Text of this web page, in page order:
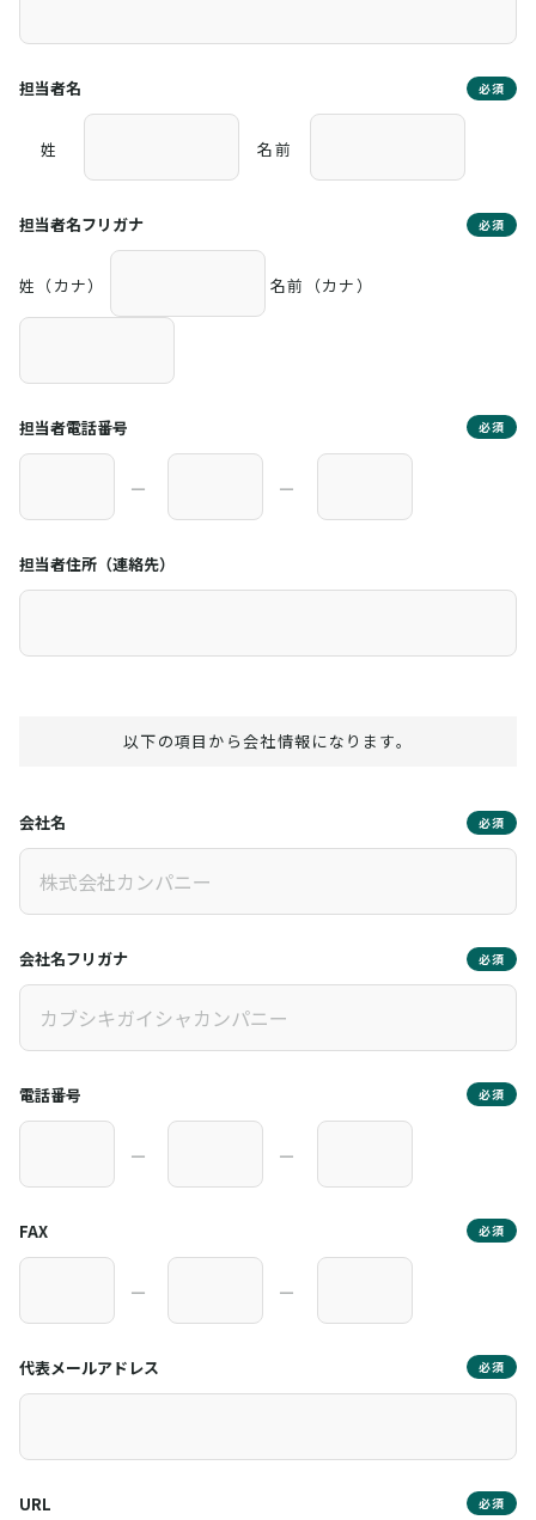
担当者名 必須
姓 名前
担当者名フリガナ 必須
姓（カナ） 名前（カナ）
担当者電話番号 必須
― ―
担当者住所（連絡先）
以下の項目から会社情報になります。
会社名 必須
会社名フリガナ 必須
電話番号 必須
― ―
FAX 必須
― ―
代表メールアドレス 必須
URL 必須